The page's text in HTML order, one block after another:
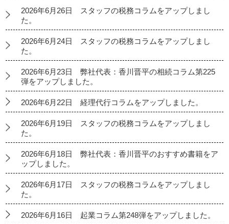
2026年6月26日 スタッフの税務コラムをアップしまし
た。
2026年6月24日 スタッフの税務コラムをアップしまし
た。
2026年6月23日 弊社代表：香川晋平の相続コラム第225
弾をアップしました。
2026年6月22日 経理代行コラムをアップしました。
2026年6月19日 スタッフの税務コラムをアップしまし
た。
2026年6月18日 弊社代表：香川晋平のおすすめ書籍をア
ップしました。
2026年6月17日 スタッフの税務コラムをアップしまし
た。
2026年6月16日 起業コラム第248弾をアップしました。